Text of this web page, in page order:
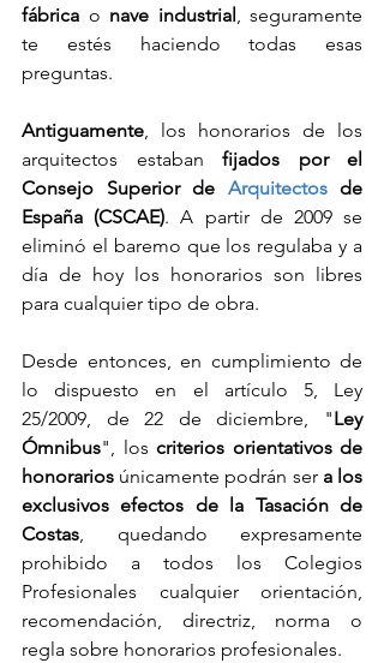
fábrica o nave industrial , seguramente
te estés haciendo todas esas
preguntas.
Antiguamente, los honorarios de los
arquitectos estaban fijados por el
Consejo Superior de Arquitectos de
España (CSCAE). A partir de 2009 se
eliminó el baremo que los regulaba y a
día de hoy los honorarios son libres
para cualquier tipo de obra.
Desde entonces, en cumplimiento de
lo dispuesto en el artículo 5, Ley
25/2009, de 22 de diciembre, "Ley
Ómnibus", los criterios orientativos de
honorarios únicamente podrán ser a los
exclusivos efectos de la Tasación de
Costas, quedando expresamente
prohibido a todos los Colegios
Profesionales cualquier orientación,
recomendación, directriz, norma o
regla sobre honorarios profesionales.